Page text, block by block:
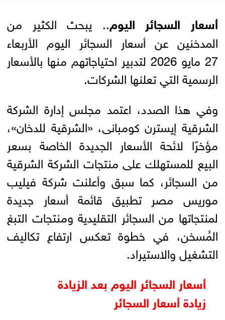
أسعار السجائر اليوم.. يبحث الكثير من
المدخنين عن أسعار السجائر اليوم الأربعاء
27 مايو 2026 لتدبير احتياجاتهم منها بالأسعار
الرسمية التي تعلنها الشركات.
وفي هذا الصدد، اعتمد مجلس إدارة الشركة
الشرقية إيسترن كومبانى، «الشرقية للدخان»،
مؤخرًا لائحة الأسعار الجديدة الخاصة بسعر
البيع للمستهلك على منتجات الشركة الشرقية
من السجائر، كما سبق وأعلنت شركة فيليب
موريس مصر تطبيق قائمة أسعار جديدة
لمنتجاتها من السجائر التقليدية ومنتجات التبغ
المُسخن، في خطوة تعكس ارتفاع تكاليف
التشغيل والاستيراد.
أسعار السجائر اليوم بعد الزيادة
زيادة أسعار السجائر